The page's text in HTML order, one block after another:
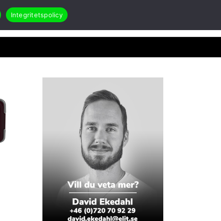
Öppna Applikationer & case
RMA
Integritetspolicy